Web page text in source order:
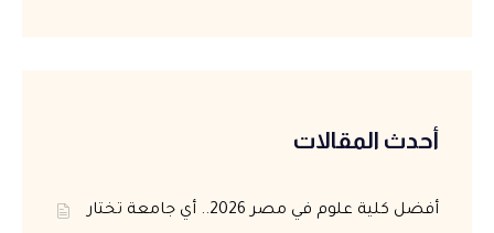
أحدث المقالات
أفضل كلية علوم في مصر 2026.. أي جامعة تختار